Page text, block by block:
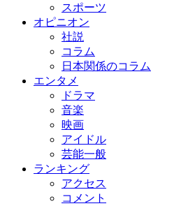
スポーツ
オピニオン
社説
コラム
日本関係のコラム
エンタメ
ドラマ
音楽
映画
アイドル
芸能一般
ランキング
アクセス
コメント